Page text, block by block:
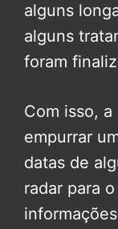
alguns
alguns
foram
Com isso,
empurrar
datas de
radar para